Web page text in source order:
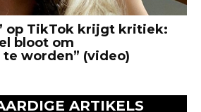
op TikTok krijgt kritiek:
bloot om
worden” (video)
ARTIKELS